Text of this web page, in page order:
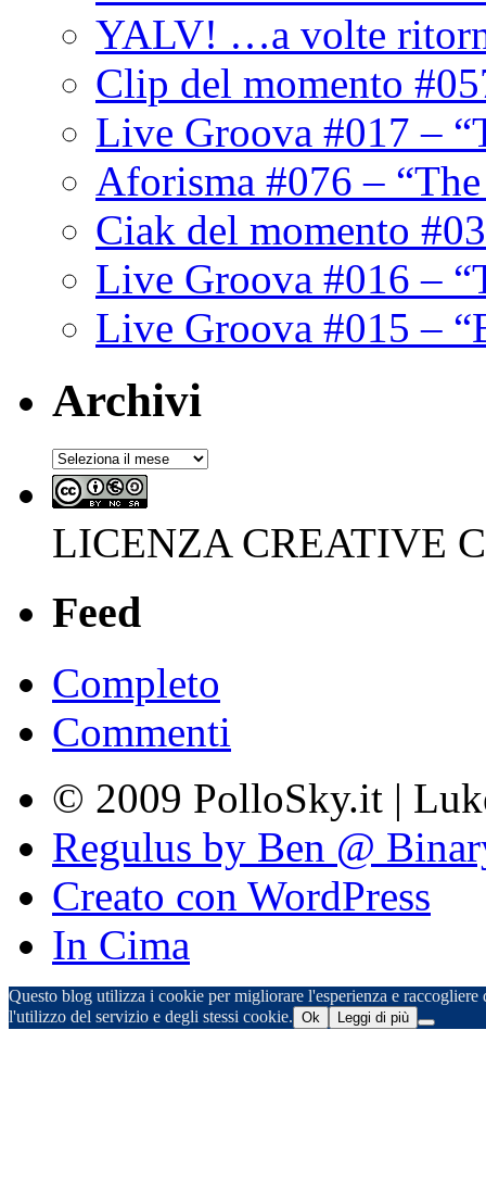
YALV! …a volte
Clip del momento
Live Groova #017 –
Aforisma #076 –
Ciak del momento
Live Groova #016 –
Live Groova #015 –
Archivi
Archivi
LICENZA CREATIVE
Feed
Completo
Commenti
© 2009 PolloSky.it |
Regulus by Ben @
Creato con WordPress
In Cima
Questo blog utilizza i cookie per migliorare l'esperienza e
l'utilizzo del servizio e degli stessi cookie. Ok Leggi di più